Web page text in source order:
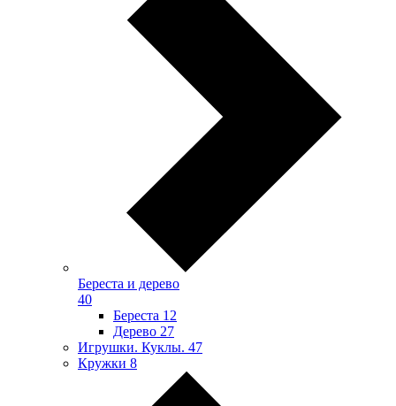
Береста и дерево
40
Береста 12
Дерево 27
Игрушки. Куклы. 47
Кружки 8